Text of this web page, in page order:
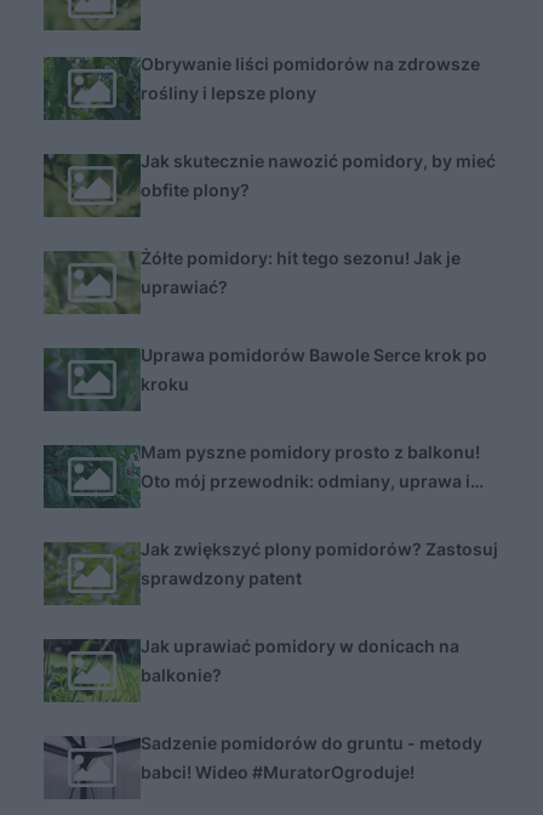
Obrywanie liści pomidorów na zdrowsze
rośliny i lepsze plony
Jak skutecznie nawozić pomidory, by mieć
obfite plony?
Żółte pomidory: hit tego sezonu! Jak je
uprawiać?
Uprawa pomidorów Bawole Serce krok po
kroku
Mam pyszne pomidory prosto z balkonu!
Oto mój przewodnik: odmiany, uprawa i
Jak zwiększyć plony pomidorów? Zastosuj
sprawdzony patent
Jak uprawiać pomidory w donicach na
balkonie?
Sadzenie pomidorów do gruntu - metody
babci! Wideo #MuratorOgroduje!